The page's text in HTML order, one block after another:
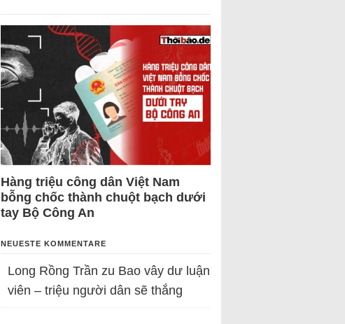
Hàng triệu công dân Việt Nam
bỗng chốc thành chuột bạch dưới
tay Bộ Công An
NEUESTE KOMMENTARE
Long Rồng Trần zu Bao vây dư luận
viên – triệu người dân sẽ thắng